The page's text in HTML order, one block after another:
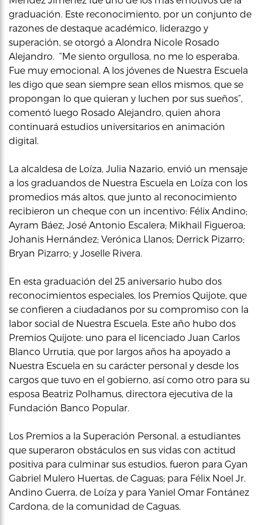
graduación. Este reconocimiento, por un conjunto de
razones de destaque académico, liderazgo y
superación, se otorgó a Alondra Nicole Rosado
Alejandro. “Me siento orgullosa, no me lo esperaba.
Fue muy emocional. A los jóvenes de Nuestra Escuela
les digo que sean siempre sean ellos mismos, que se
propongan lo que quieran y luchen por sus sueños”,
comentó luego Rosado Alejandro, quien ahora
continuará estudios universitarios en animación
digital.
La alcaldesa de Loíza, Julia Nazario, envió un mensaje
a los graduandos de Nuestra Escuela en Loíza con los
promedios más altos, que junto al reconocimiento
recibieron un cheque con un incentivo: Félix Andino;
Ayram Báez; José Antonio Escalera; Mikhail Figueroa;
Johanis Hernández; Verónica Llanos; Derrick Pizarro;
Bryan Pizarro; y Joselle Rivera.
En esta graduación del 25 aniversario hubo dos
reconocimientos especiales, los Premios Quijote, que
se confieren a ciudadanos por su compromiso con la
labor social de Nuestra Escuela. Este año hubo dos
Premios Quijote: uno para el licenciado Juan Carlos
Blanco Urrutia, que por largos años ha apoyado a
Nuestra Escuela en su carácter personal y desde los
cargos que tuvo en el gobierno, así como otro para su
esposa Beatriz Polhamus, directora ejecutiva de la
Fundación Banco Popular.
Los Premios a la Superación Personal, a estudiantes
que superaron obstáculos en sus vidas con actitud
positiva para culminar sus estudios, fueron para Gyan
Gabriel Mulero Huertas, de Caguas; para Félix Noel Jr.
Andino Guerra, de Loíza y para Yaniel Omar Fontánez
Cardona, de la comunidad de Caguas.